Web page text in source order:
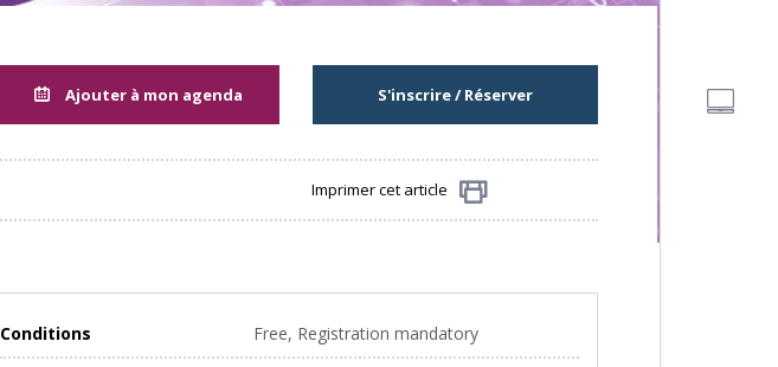
Ajouter à mon agenda S'inscrire / Réserver
Imprimer cet article
Conditions Free, Registration mandatory